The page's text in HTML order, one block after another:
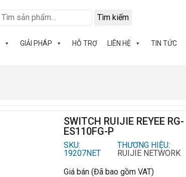
Tìm kiếm
GIẢI PHÁP HỖ TRỢ LIÊN HỆ TIN TỨC
SWITCH RUIJIE REYEE RG-
ES110FG-P
SKU:
19207NET
THƯƠNG HIỆU:
RUIJIE NETWORK
Giá bán (Đã bao gồm VAT)